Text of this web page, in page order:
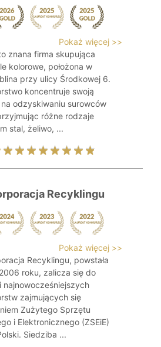
Pokaż więcej >>
znana firma skupująca
kolorowe, położona w
przy ulicy Środkowej 6.
koncentruje swoją
na odzyskiwaniu surowców
różne rodzaje
stal, żeliwo, ...
Recyklingu
Pokaż więcej >>
Recyklingu, powstała
roku, zalicza się do
najnowocześniejszych
zajmujących się
Zużytego Sprzętu
i Elektronicznego (ZSEiE)
Siedziba ...